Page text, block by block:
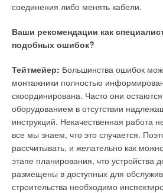
соединения либо менять кабели.
Ваши рекомендации как
подобных ошибок?
Тейтмейер: Большинства ошибок
монтажники полностью
скоординирована. Часто они
оборудованием в отсутствии
инструкций. Некачественная работа
все мы знаем, что это случается.
рассчитывать, и желательно как
этапе планирования, что устройства
размещены в доступных для
строительства необходимо
Продукция некоторых зарубежных
т.к.выполнена в основном по
давлением, при котором применяется
зарубежные радиаторы стоят дорого
практически не поставляются.
Качественные литые радиаторы в
занимают более 50% всего
тех, что делают из «вторички»,
узнать по более низкой цене,
сопроводительной документации и
обязательств продавца.